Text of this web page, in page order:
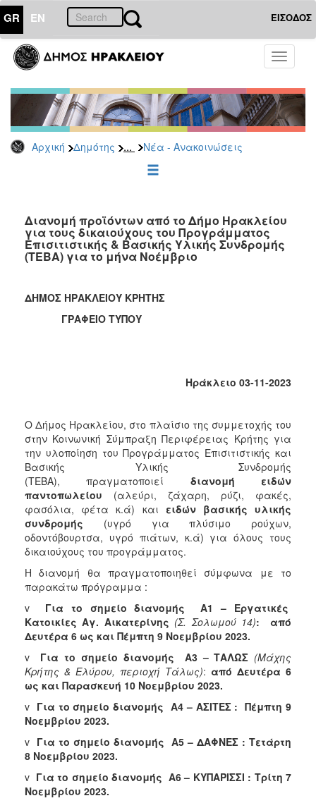
GR EN ΕΙΣΟΔΟΣ
Toggle
Αρχική Δημότης ... Νέα - Ανακοινώσεις
ΔΗΜΟΤΗΣ
Πολιτική
Νέα
-
Ανακοινώσεις
Οικονομική
Αδυναμία
&
Φυσικές
Κέντρα
Κοινοτικής
Φροντίδας
(Κ.Δ.Α.Π.)
Κέντρα
Ημερήσιας
Φροντίδας
Ηλικιωμένων
(Κ.Η.Φ.Η.)
Κ.Δ.Α.Π.Α.μεΑ.
Αδειοδότηση
&
Έλεγχος
Βρεφονηπιακών
Σταθμών
Δημοτικό
Ιατρείο
Ξενώνας
Φιλοξενίας
Γυναικών
Κοινότητας
Φαρμακείο
Παντοπωλείο
Διανομή προϊόντων από το Δήμο Ηρακλείου
για τους δικαιούχους του Προγράμματος
Επισιτιστικής & Βασικής Υλικής Συνδρομής
(ΤΕΒΑ) για το μήνα Νοέμβριο
ΔΗΜΟΣ ΗΡΑΚΛΕΙΟΥ ΚΡΗΤΗΣ
ΓΡΑΦΕΙΟ ΤΥΠΟΥ
Ηράκλειο 03-11-2023
Ο Δήμος Ηρακλείου, στο πλαίσιο της συμμετοχής του
στην Κοινωνική Σύμπραξη Περιφέρειας Κρήτης για
την υλοποίηση του Προγράμματος Επισιτιστικής και
Βασικής Υλικής Συνδρομής
(ΤΕΒΑ), πραγματοποιεί διανομή ειδών
παντοπωλείου (αλεύρι, ζάχαρη, ρύζι, φακές,
φασόλια, φέτα κ.ά) και ειδών βασικής υλικής
συνδρομής (υγρό για πλύσιμο ρούχων,
οδοντόβουρτσα, υγρό πιάτων, κ.ά) για όλους τους
δικαιούχους του προγράμματος.
Η διανομή θα πραγματοποιηθεί σύμφωνα με το
παρακάτω πρόγραμμα :
v Για το σημείο διανομής Α1 – Εργατικές
Κατοικίες Αγ. Αικατερίνης (Σ. Σολωμού 14): από
Δευτέρα 6 ως και Πέμπτη 9 Νοεμβρίου 2023.
v Για το σημείο διανομής Α3 – ΤΑΛΩΣ (Μάχης
Κρήτης & Ελύρου, περιοχή Τάλως): από Δευτέρα 6
ως και Παρασκευή 10 Νοεμβρίου 2023.
v Για το σημείο διανομής Α4 – ΑΣΙΤΕΣ : Πέμπτη 9
Νοεμβρίου 2023.
v Για το σημείο διανομής Α5 – ΔΑΦΝΕΣ : Τετάρτη
8 Νοεμβρίου 2023.
v Για το σημείο διανομής A6 – ΚΥΠΑΡΙΣΣΙ : Τρίτη 7
Νοεμβρίου 2023.